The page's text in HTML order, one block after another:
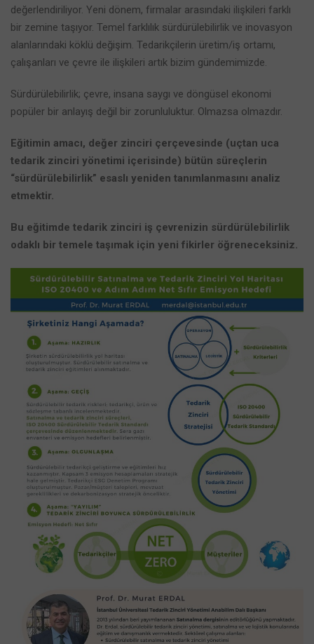
değerlendiriliyor. Yeni dönem, firmalar arasındaki ilişkileri farklı
bir zemine taşıyor. Temel farklılık sürdürülebilirlik ve inovasyon
alanlarındaki köklü değişim. Tedarikçilerin üretim/iş ortamı,
çalışanları ve çevre ile ilişkileri artık bizim gündemimizde.
Sürdürülebilirlik; çevre, insana saygı ve döngüsel ekonomi
popüler bir anlayış değil bir zorunluluktur. Olmazsa olmazdır.
Eğitimin amacı, değer zinciri çerçevesinde (uçtan uca
tedarik zinciri yönetimi içerisinde) bütün süreçlerin
“sürdürülebilirlik” esaslı yeniden tanımlanmasını analiz
etmektir.
Bu eğitimde tedarik zinciri iş çevrenizin sürdürülebilirlik
odaklı bir temele taşımak için yeni fikirler öğreneceksiniz.